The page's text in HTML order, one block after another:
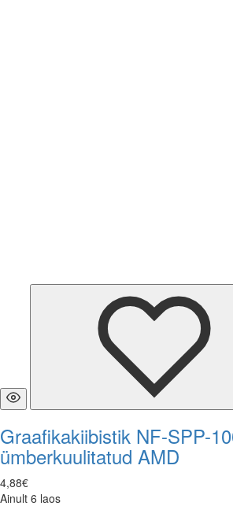
Graafikakiibistik NF-SPP-
ümberkuulitatud AMD
4,88€
Ainult 6 laos